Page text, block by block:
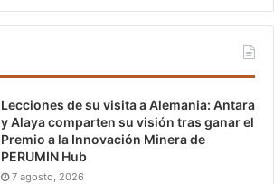
Lecciones de su visita a Alemania: Antara
y Alaya comparten su visión tras ganar el
Premio a la Innovación Minera de
PERUMIN Hub
7 agosto, 2026